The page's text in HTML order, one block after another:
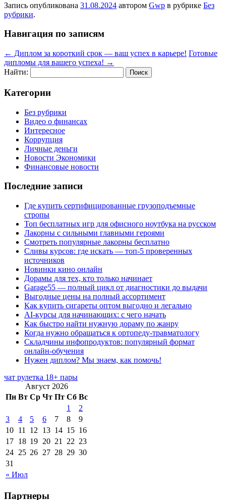
Запись опубликована 31.08.2024 автором Gwp в рубрике Без
рубрики.
Навигация по записям
← Диплом за короткий срок — ваш успех в карьере! Готовые
дипломы для вашего успеха! →
Найти:
Категории
Без рубрики
Видео о финансах
Интересное
Коррупция
Личные деньги
Новости Экономики
Финансовые новости
Последние записи
Где купить сертифицированные грузоподъемные
стропы
Топ бесплатных игр для офисного ноутбука на русском
Лакорны с сильными главными героями
Смотреть популярные лакорны бесплатно
Сливы курсов: где искать — топ-5 проверенных
источников
Новинки кино онлайн
Дорамы для тех, кто только начинает
Garage55 — полный цикл от диагностики до выдачи
Выгодные цены на полный ассортимент
Как купить сигареты оптом выгодно и легально
AI-курсы для начинающих: с чего начать
Как быстро найти нужную дораму по жанру
Когда нужно обращаться к ортопеду-травматологу
Складчины инфопродуктов: популярный формат
онлайн-обучения
Нужен диплом? Мы знаем, как помочь!
чат рулетка 18+ пары
Август 2026
Пн Вт Ср Чт Пт Сб Вс
« Июл
1
2
3
4 5 6 7 8
9
10 11 12 13 14 15 16
17 18 19 20 21 22 23
24 25 26 27 28 29 30
31
Партнеры